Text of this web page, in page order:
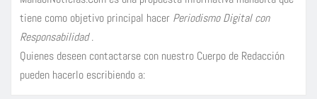
tiene como objetivo principal hacer Periodismo Digital con
Responsabilidad.
Quienes deseen contactarse con nuestro Cuerpo de Redacción
pueden hacerlo escribiendo a: